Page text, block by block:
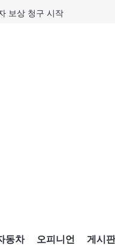
보상 청구 시작
동차 오피니언 게시판